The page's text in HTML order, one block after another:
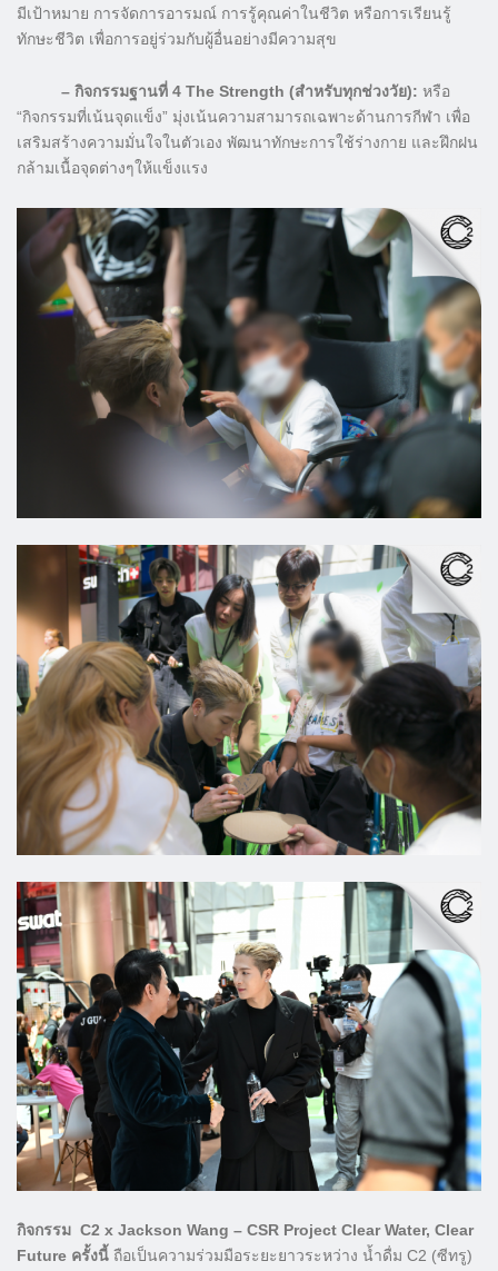
มีเป้าหมาย การจัดการอารมณ์ การรู้คุณค่าในชีวิต หรือการเรียนรู้
ทักษะชีวิต เพื่อการอยู่ร่วมกับผู้อื่นอย่างมีความสุข
– กิจกรรมฐานที่ 4 The Strength (สำหรับทุกช่วงวัย): หรือ
“กิจกรรมที่เน้นจุดแข็ง” มุ่งเน้นความสามารถเฉพาะด้านการกีฬา เพื่อ
เสริมสร้างความมั่นใจในตัวเอง พัฒนาทักษะการใช้ร่างกาย และฝึกฝน
กล้ามเนื้อจุดต่างๆให้แข็งแรง
กิจกรรม C2 x Jackson Wang – CSR Project Clear Water, Clear
Future ครั้งนี้ ถือเป็นความร่วมมือระยะยาวระหว่าง น้ำดื่ม C2 (ซีทรู)